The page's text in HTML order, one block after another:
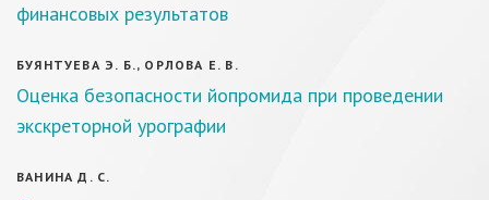
финансовых результатов
БУЯНТУЕВА Э. Б., ОРЛОВА Е. В.
Оценка безопасности йопромида при проведении
экскреторной урографии
ВАНИНА Д. С.